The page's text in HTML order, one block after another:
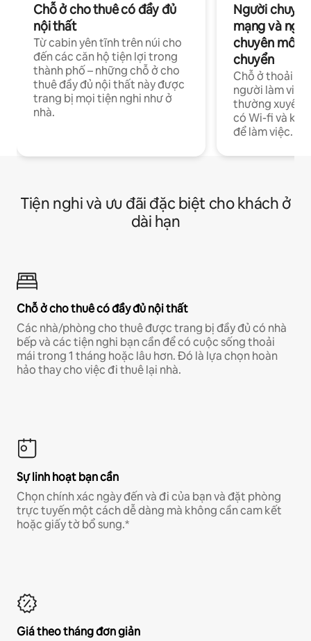
Chỗ ở cho thuê có đầy đủ
nội thất
Từ cabin yên tĩnh trên núi cho
đến các căn hộ tiện lợi trong
thành phố – những chỗ ở cho
thuê đầy đủ nội thất này được
trang bị mọi tiện nghi như ở
nhà.
Người
mạng và
chuyên môn
chuyển
Chỗ ở thoải
người làm việc
thường xuyên
có Wi-fi và
để làm việc.
Tiện nghi và ưu đãi đặc biệt cho khách ở
dài hạn
Chỗ ở cho thuê có đầy đủ nội thất
Các nhà/phòng cho thuê được trang bị đầy đủ có nhà
bếp và các tiện nghi bạn cần để có cuộc sống thoải
mái trong 1 tháng hoặc lâu hơn. Đó là lựa chọn hoàn
hảo thay cho việc đi thuê lại nhà.
Sự linh hoạt bạn cần
Chọn chính xác ngày đến và đi của bạn và đặt phòng
trực tuyến một cách dễ dàng mà không cần cam kết
hoặc giấy tờ bổ sung.*
Giá theo tháng đơn giản